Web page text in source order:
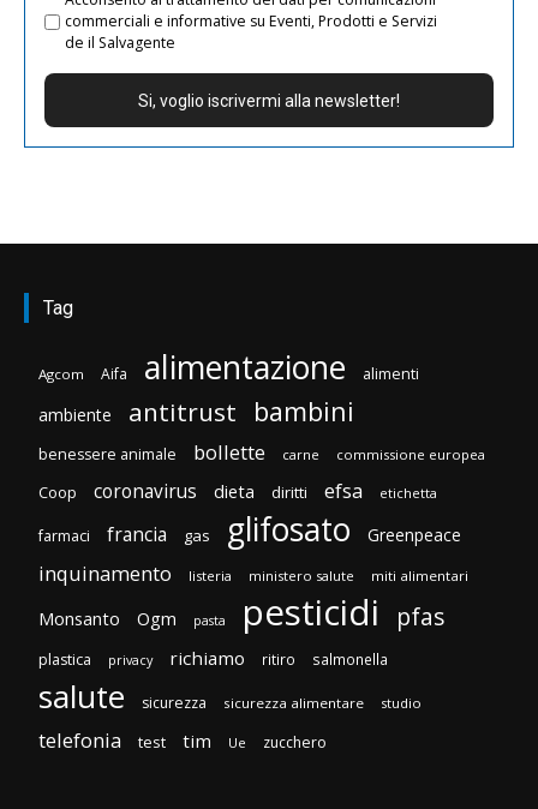
commerciali e informative su Eventi, Prodotti e Servizi
de il Salvagente
Tag
Agcom Aifa alimentazione alimenti
ambiente antitrust bambini
benessere animale bollette carne commissione europea
Coop coronavirus dieta diritti efsa etichetta
farmaci francia gas glifosato Greenpeace
inquinamento listeria ministero salute miti alimentari
Monsanto Ogm pasta pesticidi pfas
plastica privacy richiamo ritiro salmonella
salute sicurezza sicurezza alimentare studio
telefonia test tim Ue zucchero